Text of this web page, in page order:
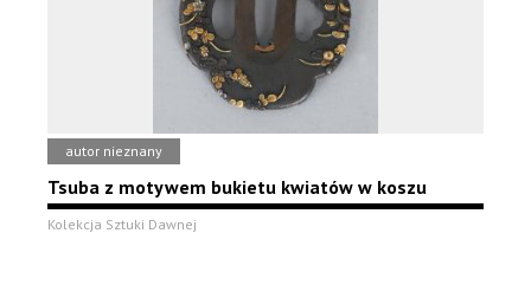
autor nieznany
Tsuba z motywem bukietu kwiatów w koszu
Kolekcja Sztuki Dawnej